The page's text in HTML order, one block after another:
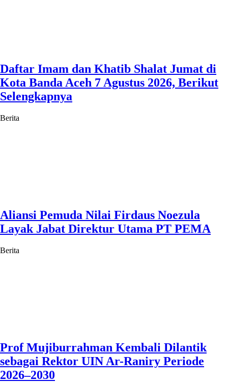
Daftar Imam dan Khatib Shalat Jumat di
Kota Banda Aceh 7 Agustus 2026, Berikut
Selengkapnya
Berita
Aliansi Pemuda Nilai Firdaus Noezula
Layak Jabat Direktur Utama PT PEMA
Berita
Prof Mujiburrahman Kembali Dilantik
sebagai Rektor UIN Ar-Raniry Periode
2026–2030